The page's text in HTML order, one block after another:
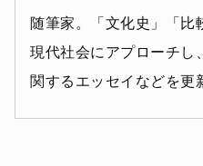
随筆家。「文化史」「比
現代社会にアプローチし
関するエッセイなどを更